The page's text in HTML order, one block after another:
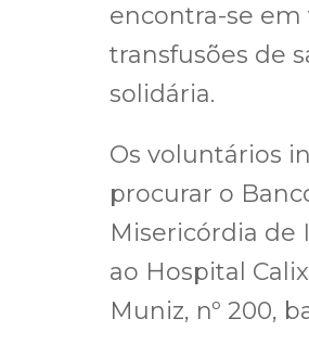
encontra-se
transfusões de
solidária.
Os voluntários
procurar o
Misericórdia de
ao Hospital
Muniz, nº 200,